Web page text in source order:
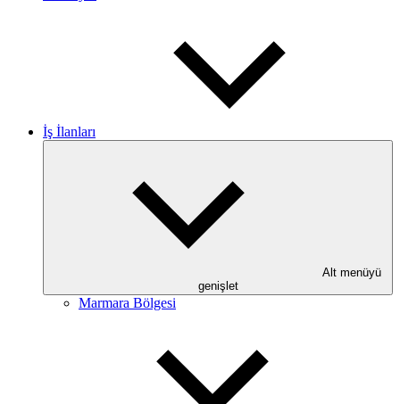
İş İlanları
Alt menüyü
genişlet
Marmara Bölgesi